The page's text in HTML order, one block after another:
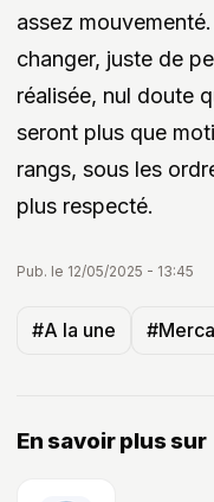
assez
changer, juste de
réalisée, nul doute
seront plus que
rangs, sous les
plus respecté.
Pub. le 12/05/2025 - 13:45
#A la une
En savoir plus sur